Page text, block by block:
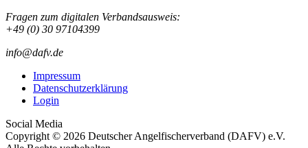
Fragen zum digitalen Verbandsausweis:
+49 (0) 30 97104399
info@dafv.de
Impressum
Datenschutzerklärung
Login
Social Media
Copyright © 2026 Deutscher Angelfischerverband (DAFV) e.V.